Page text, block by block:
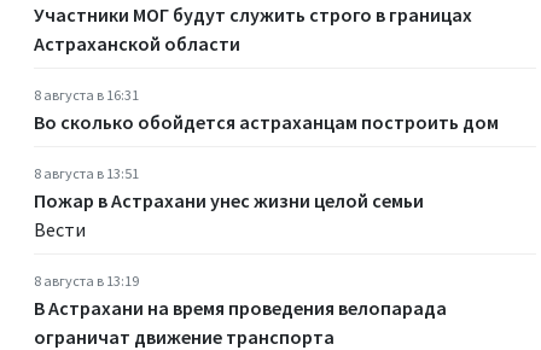
Участники МОГ будут служить строго в границах
Астраханской области
8 августа в 16:31
Во сколько обойдется астраханцам построить дом
8 августа в 13:51
Пожар в Астрахани унес жизни целой семьи
Вести
8 августа в 13:19
В Астрахани на время проведения велопарада
ограничат движение транспорта